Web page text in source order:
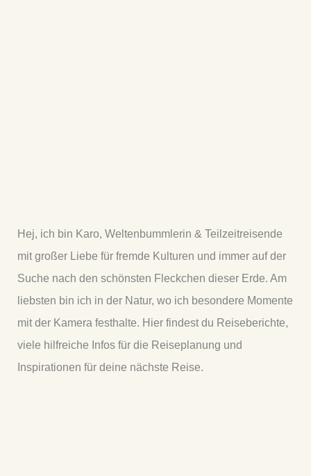
Hej, ich bin Karo, Weltenbummlerin & Teilzeitreisende
mit großer Liebe für fremde Kulturen und immer auf der
Suche nach den schönsten Fleckchen dieser Erde. Am
liebsten bin ich in der Natur, wo ich besondere Momente
mit der Kamera festhalte. Hier findest du Reiseberichte,
viele hilfreiche Infos für die Reiseplanung und
Inspirationen für deine nächste Reise.